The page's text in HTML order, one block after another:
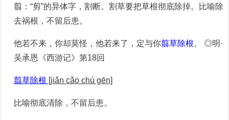
翦：“剪”的异体字，割断。割草要把草根彻底除掉。比喻除
去祸根，不留后患。
他若不来，你却莫怪，他若来了，定与你翦草除根。 ◎明·
吴承恩《西游记》第18回
翦草除根 [jiǎn cǎo chú gēn]
比喻彻底清除，不留后患。